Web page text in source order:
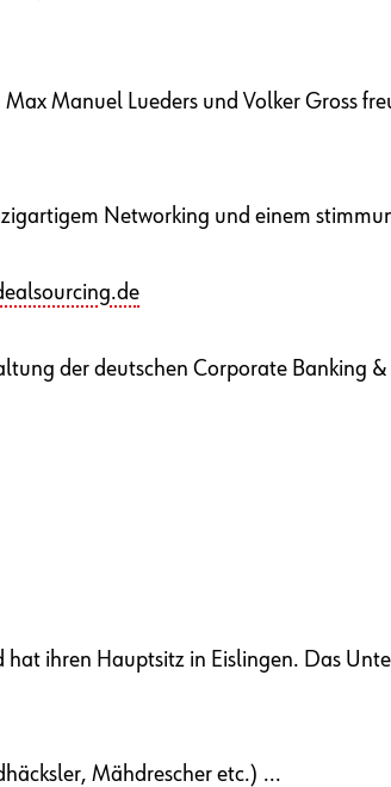
Manuel Lueders und Volker Gross
Networking und einem
der deutschen Corporate Banking
ihren Hauptsitz in Eislingen. Das
Mähdrescher etc.) ...